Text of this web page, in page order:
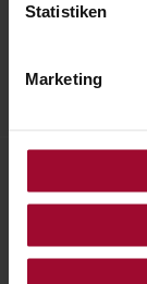
Statistiken
Marketing